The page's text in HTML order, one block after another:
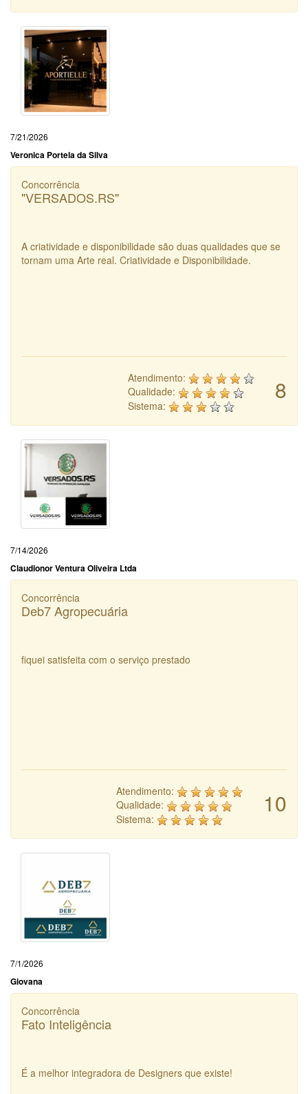
7/21/2026
Veronica Portela da Silva
Concorrência
"VERSADOS.RS"
A criatividade e disponibilidade são duas qualidades que se
tornam uma Arte real. Criatividade e Disponibilidade.
8
Atendimento:
Qualidade:
Sistema:
7/14/2026
Claudionor Ventura Oliveira Ltda
Concorrência
Deb7 Agropecuária
fiquei satisfeita com o serviço prestado
10
Atendimento:
Qualidade:
Sistema:
7/1/2026
Giovana
Concorrência
Fato Inteligência
É a melhor integradora de Designers que existe!